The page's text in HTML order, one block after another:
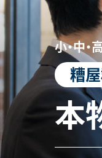
小・中・
糟
本